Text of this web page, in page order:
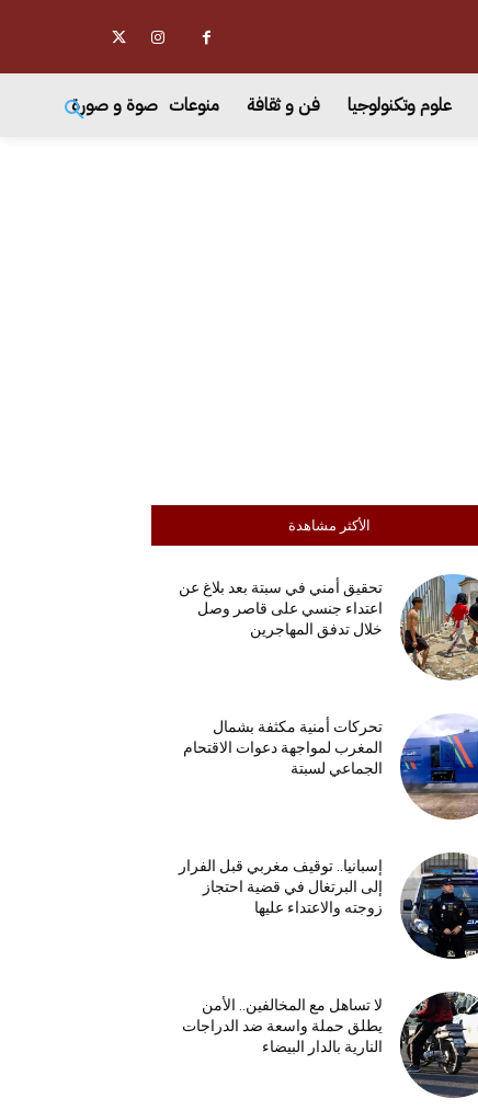
علوم وتكنولوجيا فن و ثقافة منوعات صوة و صورة
الأكثر مشاهدة
تحقيق أمني في سبتة بعد بلاغ عن
اعتداء جنسي على قاصر وصل
خلال تدفق المهاجرين
تحركات أمنية مكثفة بشمال
المغرب لمواجهة دعوات الاقتحام
الجماعي لسبتة
إسبانيا.. توقيف مغربي قبل الفرار
إلى البرتغال في قضية احتجاز
زوجته والاعتداء عليها
لا تساهل مع المخالفين.. الأمن
يطلق حملة واسعة ضد الدراجات
النارية بالدار البيضاء